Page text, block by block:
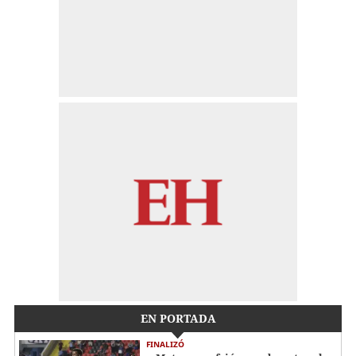
EN PORTADA
FINALIZÓ